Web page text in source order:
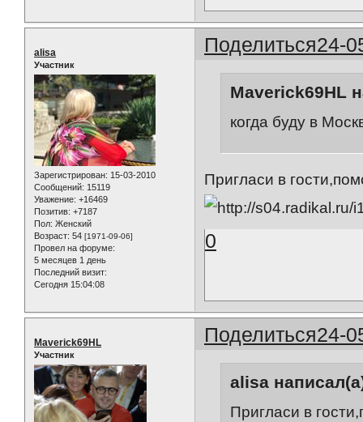
Поделиться24-
alisa
Участник
Зарегистрирован: 15-03-2010
Сообщений: 15119
Уважение: +16469
Позитив: +7187
Пол: Женский
Возраст: 54 [1971-09-06]
Провел на форуме:
5 месяцев 1 день
Последний визит:
Сегодня 15:04:08
Maverick69HL
когда буду в
Пригласи в
0
Поделиться24-
Maverick69HL
Участник
alisa
Пригласи в